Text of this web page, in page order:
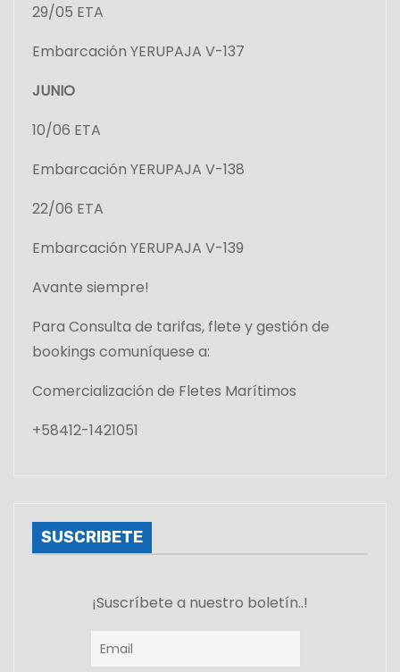
29/05 ETA
Embarcación YERUPAJA V-137
JUNIO
10/06 ETA
Embarcación YERUPAJA V-138
22/06 ETA
Embarcación YERUPAJA V-139
Avante siempre!
Para Consulta de tarifas, flete y gestión de
bookings comuníquese a:
Comercialización de Fletes Marítimos
+58412-1421051
SUSCRIBETE
¡Suscríbete a nuestro boletín..!